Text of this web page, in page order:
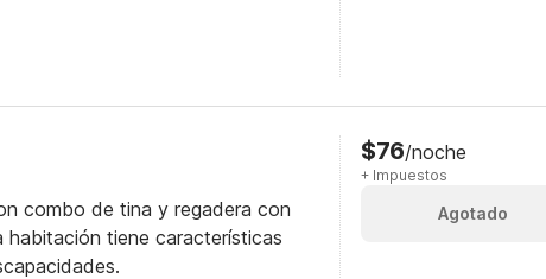
combo de tina y regadera con
habitación tiene características
$76/noche
+ Impuestos
Agotado